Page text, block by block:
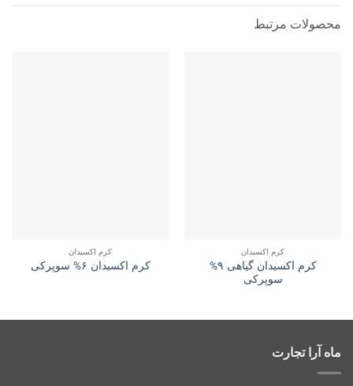
محصولات مرتبط
کرم اکسیدان
کرم اکسیدان گیاهی ۹%
سوپرکی
کرم اکسیدان
کرم اکسیدان ۶% سوپرکی
ماه آرا تجارت